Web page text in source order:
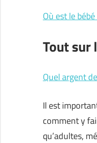
Où est le
Tout sur
Quel argent
Il est
comment y
qu’adultes,